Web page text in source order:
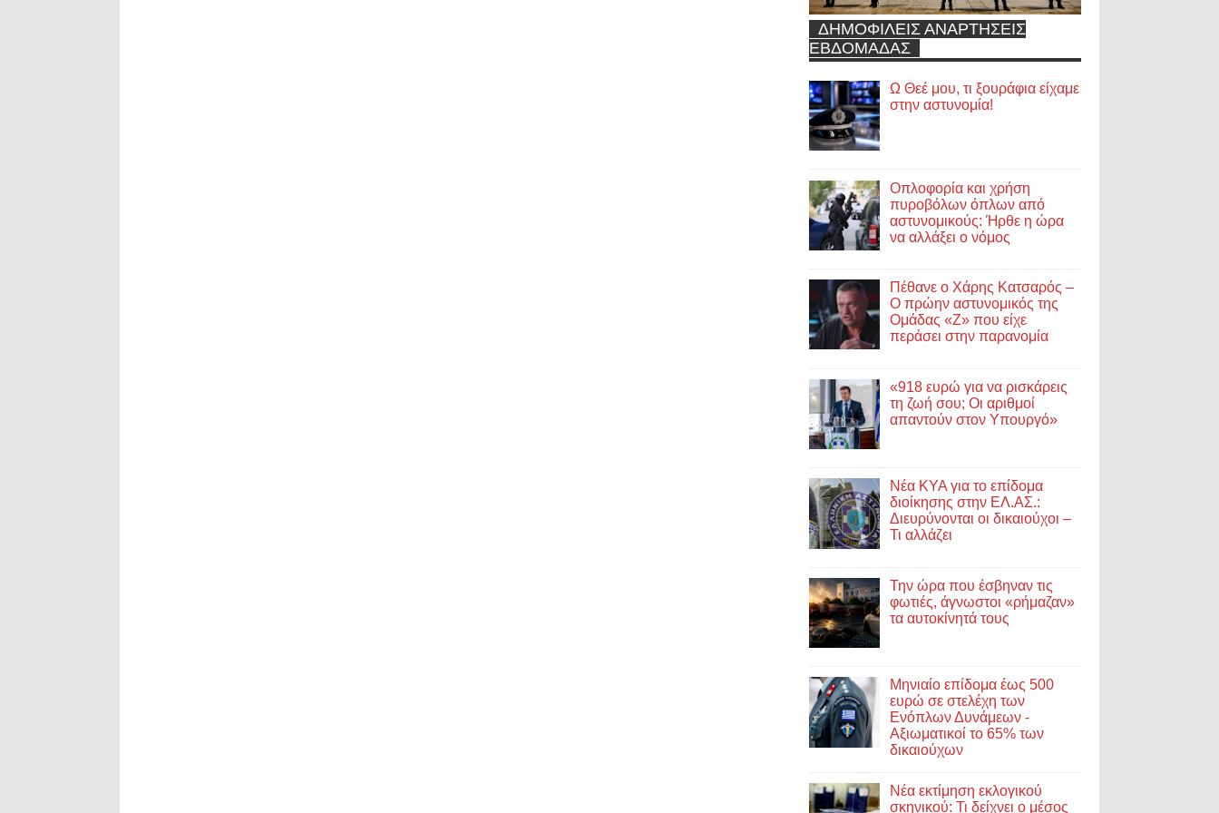
ΔΗΜΟΦΙΛΕΙΣ ΑΝΑΡΤΗΣΕΙΣ
ΕΒΔΟΜΑΔΑΣ
Ω Θεέ μου, τι ξουράφια είχαμε
στην αστυνομία!
Οπλοφορία και χρήση
πυροβόλων όπλων από
αστυνομικούς: Ήρθε η ώρα
να αλλάξει ο νόμος
Πέθανε ο Χάρης Κατσαρός –
Ο πρώην αστυνομικός της
Ομάδας «Ζ» που είχε
περάσει στην παρανομία
«918 ευρώ για να ρισκάρεις
τη ζωή σου; Οι αριθμοί
απαντούν στον Υπουργό»
Νέα ΚΥΑ για το επίδομα
διοίκησης στην ΕΛ.ΑΣ.:
Διευρύνονται οι δικαιούχοι –
Τι αλλάζει
Την ώρα που έσβηναν τις
φωτιές, άγνωστοι «ρήμαζαν»
τα αυτοκίνητά τους
Μηνιαίο επίδομα έως 500
ευρώ σε στελέχη των
Ενόπλων Δυνάμεων -
Αξιωματικοί το 65% των
δικαιούχων
Νέα εκτίμηση εκλογικού
σκηνικού: Τι δείχνει ο μέσος